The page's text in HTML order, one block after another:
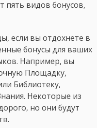
пять видов бонусов,
если вы отдохнете в
бонусы для ваших
Например, вы
Площадку,
Библиотеку,
Некоторые из
но они будут